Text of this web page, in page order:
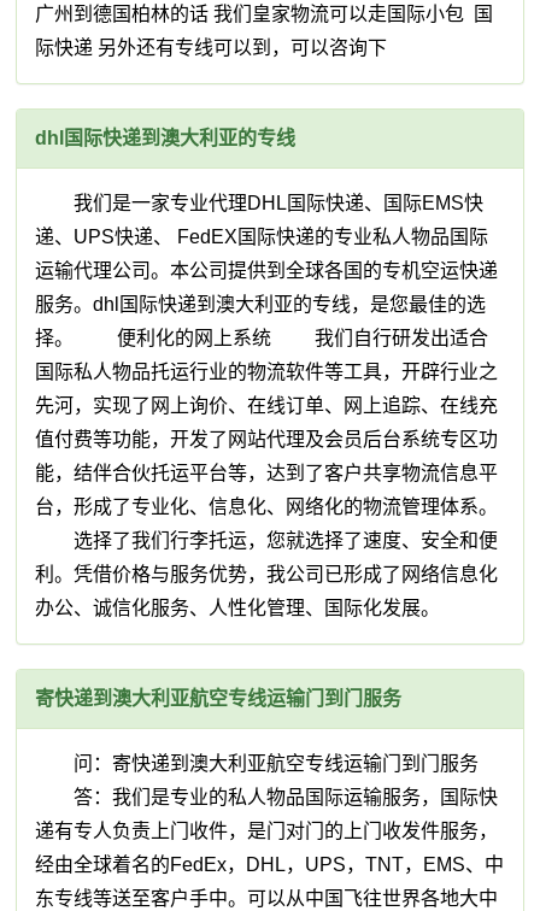
广州到德国柏林的话 我们皇家物流可以走国际小包 国
际快递 另外还有专线可以到，可以咨询下
dhl国际快递到澳大利亚的专线
我们是一家专业代理DHL国际快递、国际EMS快
递、UPS快递、 FedEX国际快递的专业私人物品国际
运输代理公司。本公司提供到全球各国的专机空运快递
服务。dhl国际快递到澳大利亚的专线，是您最佳的选
择。 便利化的网上系统 我们自行研发出适合
国际私人物品托运行业的物流软件等工具，开辟行业之
先河，实现了网上询价、在线订单、网上追踪、在线充
值付费等功能，开发了网站代理及会员后台系统专区功
能，结伴合伙托运平台等，达到了客户共享物流信息平
台，形成了专业化、信息化、网络化的物流管理体系。
选择了我们行李托运，您就选择了速度、安全和便
利。凭借价格与服务优势，我公司已形成了网络信息化
办公、诚信化服务、人性化管理、国际化发展。
寄快递到澳大利亚航空专线运输门到门服务
问：寄快递到澳大利亚航空专线运输门到门服务
答：我们是专业的私人物品国际运输服务，国际快
递有专人负责上门收件，是门对门的上门收发件服务，
经由全球着名的FedEx，DHL，UPS，TNT，EMS、中
东专线等送至客户手中。可以从中国飞往世界各地大中